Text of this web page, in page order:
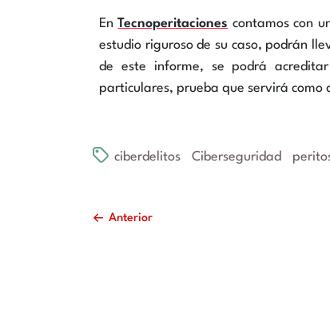
EnTecnoperitaciones contamos con
estudio riguroso de su caso, podrán
de este informe, se podrá
particulares, prueba que servirá como
ciberdelitos Ciberseguridad
Anterior